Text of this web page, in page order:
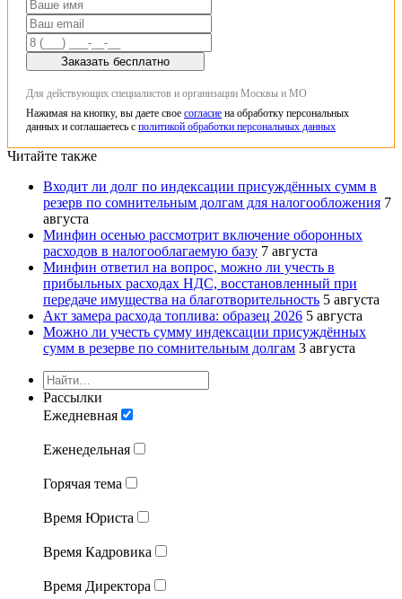
Заказать бесплатно
Для действующих специалистов и организации Москвы и МО
Нажимая на кнопку, вы даете свое согласие на обработку персональных
данных и соглашаетесь с политикой обработки персональных данных
Читайте также
Входит ли долг по индексации присуждённых сумм в
резерв по сомнительным долгам для налогообложения 7
августа
Минфин осенью рассмотрит включение оборонных
расходов в налогооблагаемую базу 7 августа
Минфин ответил на вопрос, можно ли учесть в
прибыльных расходах НДС, восстановленный при
передаче имущества на благотворительность 5 августа
Акт замера расхода топлива: образец 2026 5 августа
Можно ли учесть сумму индексации присуждённых
сумм в резерве по сомнительным долгам 3 августа
Рассылки
Ежедневная
Еженедельная
Горячая тема
Время Юриста
Время Кадровика
Время Директора